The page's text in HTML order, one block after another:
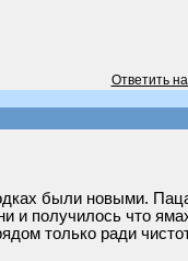
Ответить
были новыми.
и получилось что
только ради